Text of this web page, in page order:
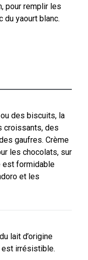
pour remplir les
du yaourt blanc.
des biscuits, la
croissants, des
gaufres. Crème
les chocolats, sur
est formidable
et les
lait d’origine
irrésistible.